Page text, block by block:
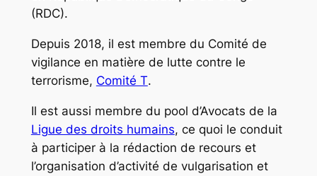
(RDC).
Depuis 2018, il est membre du Comité de
vigilance en matière de lutte contre le
terrorisme, Comité T.
Il est aussi membre du pool d’Avocats de la
Ligue des droits humains, ce quoi le conduit
à participer à la rédaction de recours et
l’organisation d’activité de vulgarisation et